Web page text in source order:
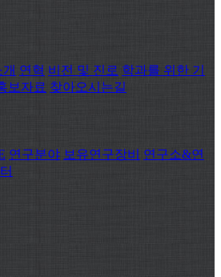
연혁 비전 및 진로 학과를 위한 기
보자료 찾아오시는길
연구분야 보유연구장비
연구소&연